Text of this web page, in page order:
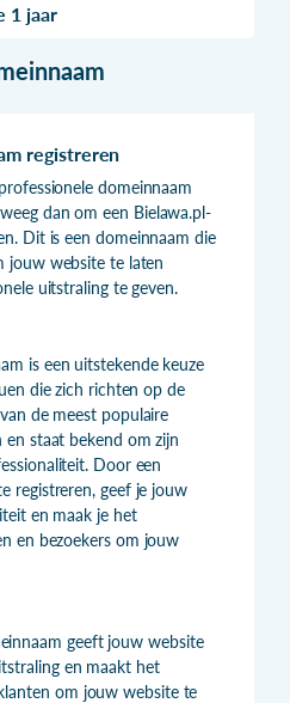
1 jaar
registreren
domeinnaam
dan om een Bielawa.pl-
Dit is een domeinnaam die
jouw website te laten
uitstraling te geven.
is een uitstekende keuze
die zich richten op de
de meest populaire
en staat bekend om zijn
Door een
registreren, geef je jouw
en maak je het
en bezoekers om jouw
geeft jouw website
en maakt het
om jouw website te